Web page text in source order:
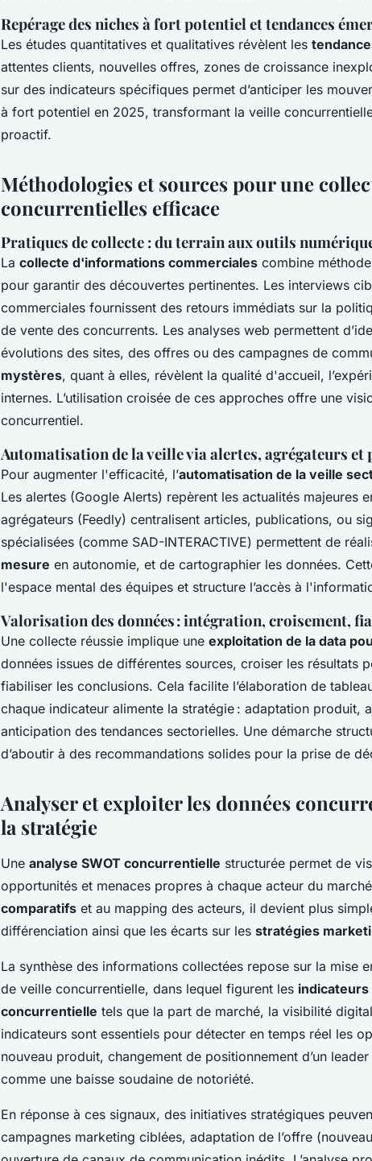
Repérage des niches à fort potentiel et tendances
Les études quantitatives et qualitatives révèlent les
attentes clients, nouvelles offres, zones de croissance
sur des indicateurs spécifiques permet d’anticiper les
à fort potentiel en 2025, transformant la veille
proactif.
Méthodologies et sources pour une
concurrentielles efficace
Pratiques de collecte : du terrain aux outils
La collecte d'informations commerciales combine
pour garantir des découvertes pertinentes. Les interviews
commerciales fournissent des retours immédiats sur la
de vente des concurrents. Les analyses web permettent
évolutions des sites, des offres ou des campagnes de
mystères, quant à elles, révèlent la qualité d'accueil,
internes. L’utilisation croisée de ces approches offre une
concurrentiel.
Automatisation de la veille via alertes, agrégateurs et
Pour augmenter l'efficacité, l’automatisation de la veille
Les alertes (Google Alerts) repèrent les actualités majeures
agrégateurs (Feedly) centralisent articles, publications, ou
spécialisées (comme SAD-INTERACTIVE) permettent de
mesure en autonomie, et de cartographier les données.
l'espace mental des équipes et structure l’accès à
Valorisation des données : intégration, croisement,
Une collecte réussie implique une exploitation de la data
données issues de différentes sources, croiser les résultats
fiabiliser les conclusions. Cela facilite l’élaboration de
chaque indicateur alimente la stratégie : adaptation produit,
anticipation des tendances sectorielles. Une démarche
d’aboutir à des recommandations solides pour la prise de
Analyser et exploiter les données
la stratégie
Une analyse SWOT concurrentielle structurée permet de
opportunités et menaces propres à chaque acteur du
comparatifs et au mapping des acteurs, il devient plus
différenciation ainsi que les écarts sur les stratégies
La synthèse des informations collectées repose sur la mise
de veille concurrentielle, dans lequel figurent les
concurrentielle tels que la part de marché, la visibilité
indicateurs sont essentiels pour détecter en temps réel les
nouveau produit, changement de positionnement d’un
comme une baisse soudaine de notoriété.
En réponse à ces signaux, des initiatives stratégiques
campagnes marketing ciblées, adaptation de l’offre